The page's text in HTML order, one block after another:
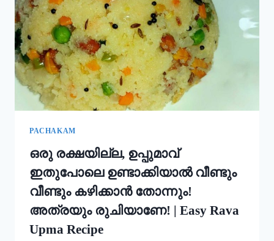
PACHAKAM
ഒരു രക്ഷയില്ല, ഉപ്പുമാവ്
ഇതുപോലെ ഉണ്ടാക്കിയാൽ വീണ്ടും
വീണ്ടും കഴിക്കാൻ തോന്നും!
അത്രയും രുചിയാണേ! | Easy Rava
Upma Recipe